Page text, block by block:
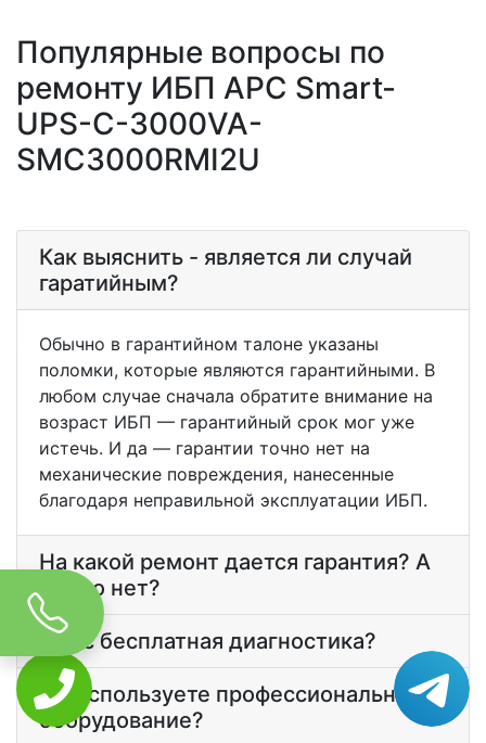
Популярные вопросы по
ремонту ИБП APC Smart-
UPS-C-3000VA-
SMC3000RMI2U
Как выяснить - является ли случай
гаратийным?
Обычно в гарантийном талоне указаны
поломки, которые являются гарантийными. В
любом случае сначала обратите внимание на
возраст ИБП — гарантийный срок мог уже
истечь. И да — гарантии точно нет на
механические повреждения, нанесенные
благодаря неправильной эксплуатации ИБП.
На какой ремонт дается гарантия? А
на что нет?
У вас бесплатная диагностика?
Вы используете профессиональное
оборудование?